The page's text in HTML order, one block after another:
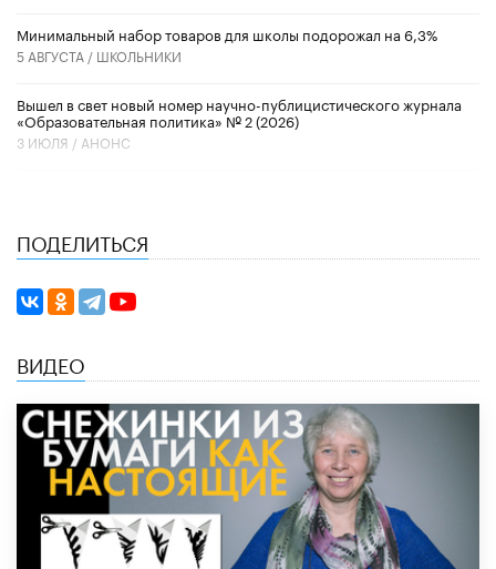
Минимальный набор товаров для школы подорожал на 6,3%
5 АВГУСТА / ШКОЛЬНИКИ
Вышел в свет новый номер научно-публицистического журнала
«Образовательная политика» № 2 (2026)
3 ИЮЛЯ / АНОНС
ПОДЕЛИТЬСЯ
ВИДЕО